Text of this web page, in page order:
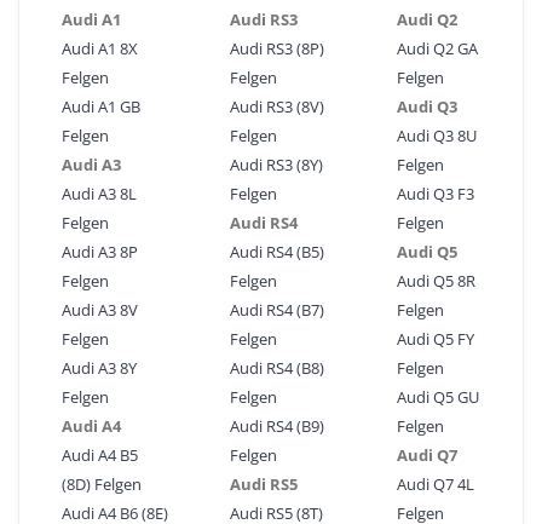
Audi A1
Audi A1 8X
Felgen
Audi A1 GB
Felgen
Audi A3
Audi A3 8L
Felgen
Audi A3 8P
Felgen
Audi A3 8V
Felgen
Audi A3 8Y
Felgen
Audi A4
Audi A4 B5
(8D) Felgen
Audi A4 B6 (8E)
Audi RS3
Audi RS3 (8P)
Felgen
Audi RS3 (8V)
Felgen
Audi RS3 (8Y)
Felgen
Audi RS4
Audi RS4 (B5)
Felgen
Audi RS4 (B7)
Felgen
Audi RS4 (B8)
Felgen
Audi RS4 (B9)
Felgen
Audi RS5
Audi RS5 (8T)
Audi Q2
Audi Q2 GA
Felgen
Audi Q3
Audi Q3 8U
Felgen
Audi Q3 F3
Felgen
Audi Q5
Audi Q5 8R
Felgen
Audi Q5 FY
Felgen
Audi Q5 GU
Felgen
Audi Q7
Audi Q7 4L
Felgen